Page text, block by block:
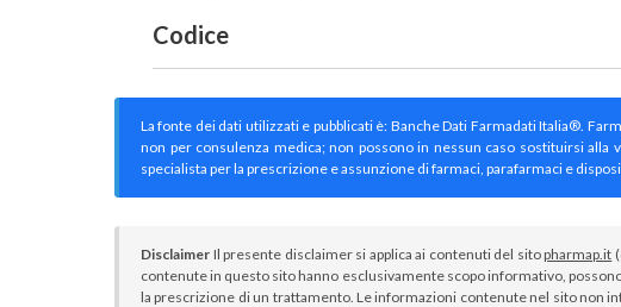
Codice
La fonte dei dati utilizzati e pubblicati è: Banche Dati Farmadati Italia®.
non per consulenza medica; non possono in nessun caso sostituirsi
specialista per la prescrizione e assunzione di farmaci, parafarmaci e
Disclaimer Il presente disclaimer si applica ai contenuti del sitopharmap.it
contenute in questo sito hanno esclusivamente scopo informativo,
la prescrizione di un trattamento. Le informazioni contenute nel sito non